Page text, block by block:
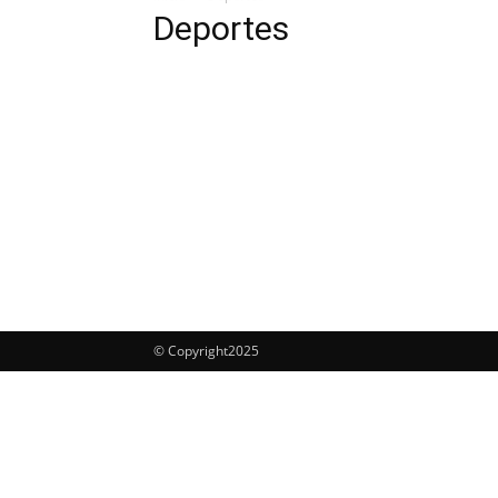
Deportes
© Copyright2025